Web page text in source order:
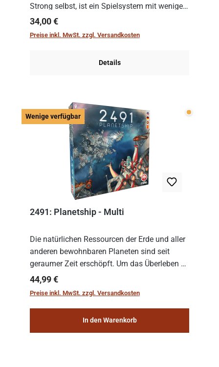
Strong selbst, ist ein Spielsystem mit wenigen,
einfachen Regeln. Um es zu spielen, muss es
immer mit einem Themenset ergänzt werden.
Regulärer Preis:
34,00 €
Preise inkl. MwSt. zzgl. Versandkosten
Details
Wenige verfügbar Wenige
2491: Planetship - Multi
Die natürlichen Ressourcen der Erde und aller
anderen bewohnbaren Planeten sind seit
geraumer Zeit erschöpft. Um das Überleben zu
sichern, wurden die sogenannten
„Weltenschiffe“ gebaut. Auf diesen
Regulärer Preis:
44,99 €
Preise inkl. MwSt. zzgl. Versandkosten
In den Warenkorb